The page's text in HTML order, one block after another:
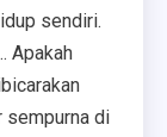
sendiri.
Apakah
sempurna di